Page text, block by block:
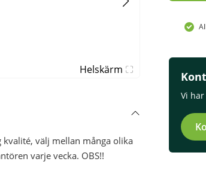
Helskärm
Vi
kvalité, välj mellan många olika
varje vecka. OBS!!